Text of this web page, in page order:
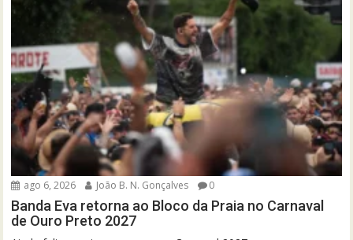
ago 6, 2026 João B. N. Gonçalves 0
Banda Eva retorna ao Bloco da Praia no Carnaval
de Ouro Preto 2027